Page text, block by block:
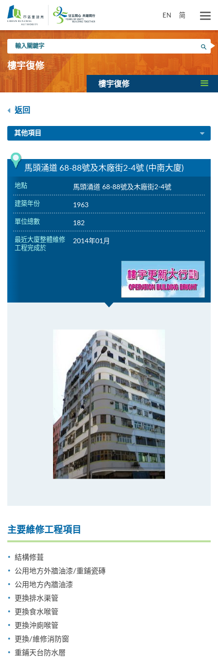
內
EN 简
入
關
鍵
搜尋
樓宇復修
樓宇復修
返回
其他項目
馬頭涌道 68-88號及木廠街2-4號 (中南大廈)
地點 馬頭涌道 68-88號及木廠街2-4號
建築年份 1963
單位總數 182
最近大廈整體維修
工程完成於
2014年01月
主要維修工程項目
結構修葺
公用地方外牆油漆/重鋪瓷磚
公用地方內牆油漆
更換排水渠管
更換食水喉管
更換沖廁喉管
更換/維修消防窗
重鋪天台防水層